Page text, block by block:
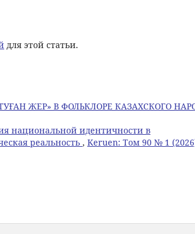
для этой статьи.
ЖЕР» В ФОЛЬКЛОРЕ КАЗАХСКОГО
национальной идентичности в
реальность , Keruen: Том 90 № 1